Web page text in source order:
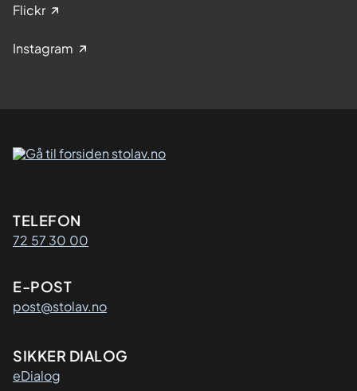
Flickr
Instagram
Kontaktinformasjon
TELEFON
72 57 30 00
E-POST
post@stolav.no
SIKKER DIALOG
eDialog